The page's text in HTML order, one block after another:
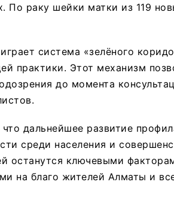
По раку шейки матки из 119
система «зелёного
практики. Этот механизм
до момента
дальнейшее развитие
среди населения и
останутся ключевыми
на благо жителей Алматы и